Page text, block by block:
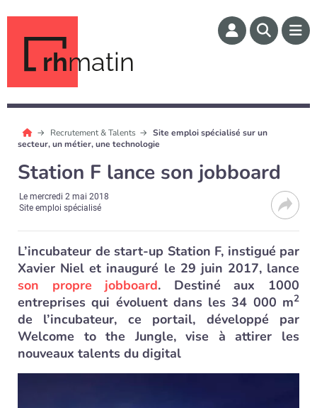
rhmatin
Recrutement & Talents
Site emploi spécialisé sur un
secteur, un métier, une technologie
Station F lance son jobboard
Lemercredi 2 mai 2018
Site emploi spécialisé
L’incubateur de start-up Station F, instigué par
Xavier Niel et inauguré le 29 juin 2017, lance
son propre jobboard. Destiné aux 1000
entreprises qui évoluent dans les 34 000 m2
de l’incubateur, ce portail, développé par
Welcome to the Jungle, vise à attirer les
nouveaux talents du digital